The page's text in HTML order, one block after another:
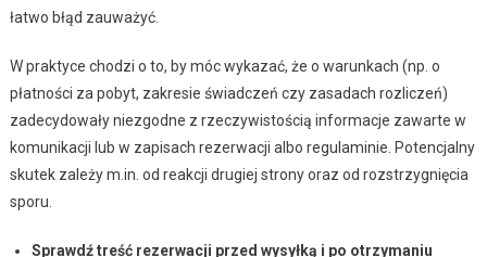
łatwo błąd zauważyć.
W praktyce chodzi o to, by móc wykazać, że o warunkach (np. o
płatności za pobyt, zakresie świadczeń czy zasadach rozliczeń)
zadecydowały niezgodne z rzeczywistością informacje zawarte w
komunikacji lub w zapisach rezerwacji albo regulaminie. Potencjalny
skutek zależy m.in. od reakcji drugiej strony oraz od rozstrzygnięcia
sporu.
Sprawdź treść rezerwacji przed wysyłką i po otrzymaniu